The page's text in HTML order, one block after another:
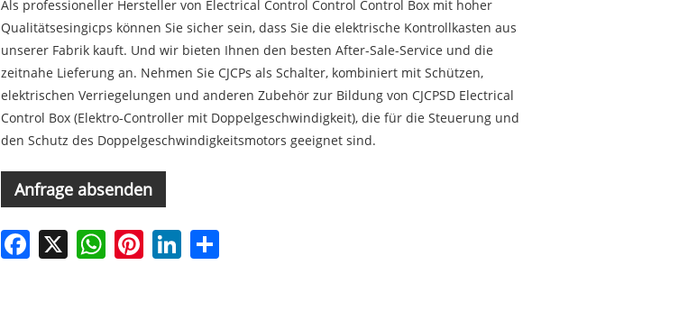
Als professioneller Hersteller von Electrical Control Control Control Box mit hoher
Qualitätsesingicps können Sie sicher sein, dass Sie die elektrische Kontrollkasten aus
unserer Fabrik kauft. Und wir bieten Ihnen den besten After-Sale-Service und die
zeitnahe Lieferung an. Nehmen Sie CJCPs als Schalter, kombiniert mit Schützen,
elektrischen Verriegelungen und anderen Zubehör zur Bildung von CJCPSD Electrical
Control Box (Elektro-Controller mit Doppelgeschwindigkeit), die für die Steuerung und
den Schutz des Doppelgeschwindigkeitsmotors geeignet sind.
Anfrage absenden
Facebook WhatsAppPinterestLinkedIn